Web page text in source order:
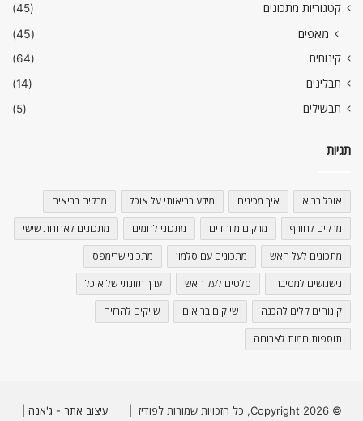
קטגוריות מתכונים
(45)
מאפים (45)
קינוחים
(64)
תבלינים
(14)
תבשילים
(5)
תגיות
אוכל בריא איך מכינים מידע בריאותי על אוכל מרקים בריאים
מרקים לחורף מרקים מיוחדים מתכוני לחמים מתכונים לארוחת שישי
מתכונים לעל האש מתכונים עם סלמון מתכוני שרימפס
נישנושים למסיבה סלטים לעל האש ערך תזונתי של אוכל
קינוחים קלים להכנה שייקים בריאים שייקים להרזיה
תוספות חמות לארוחה
© Copyright 2026, כל הזכויות שמורות לפודיז | עיצוב אתר - ג'אנה